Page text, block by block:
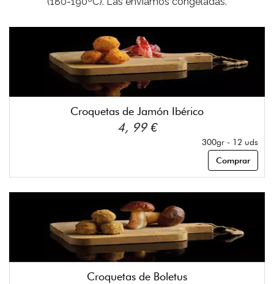
Croquetas de Jamón Ibérico
4, 99 €
300gr - 12 uds
Comprar
Croquetas de Boletus